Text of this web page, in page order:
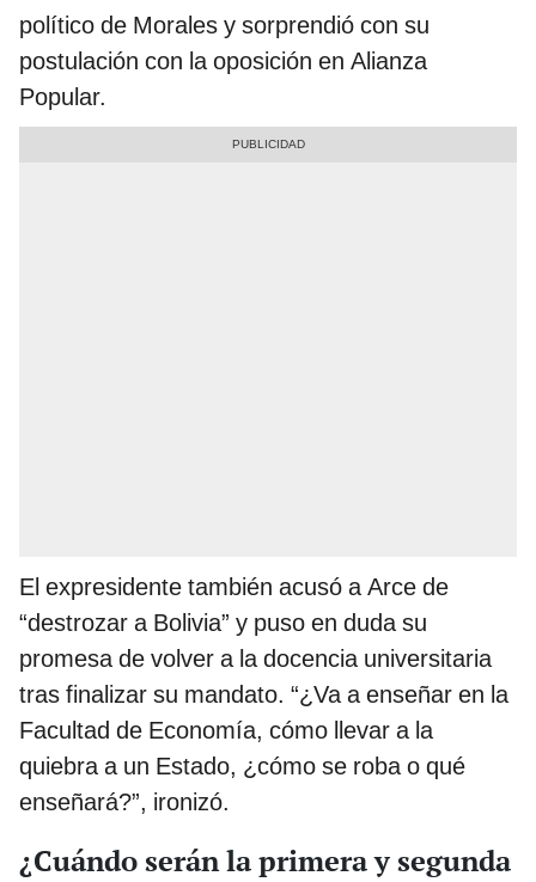
político de Morales y sorprendió con su
postulación con la oposición en Alianza
Popular.
El expresidente también acusó a Arce de
“destrozar a Bolivia” y puso en duda su
promesa de volver a la docencia universitaria
tras finalizar su mandato. “¿Va a enseñar en la
Facultad de Economía, cómo llevar a la
quiebra a un Estado, ¿cómo se roba o qué
enseñará?”, ironizó.
¿Cuándo serán la primera y segunda